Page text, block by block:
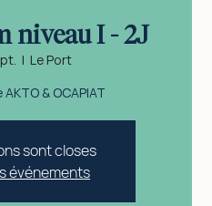
niveau I - 2J
  |
Le Port
& OCAPIAT
sont closes
événements